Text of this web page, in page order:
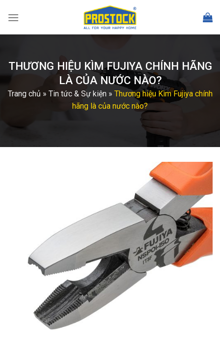
THƯƠNG HIỆU KÌM FUJIYA CHÍNH HÃNG
LÀ CỦA NƯỚC NÀO?
Trang chủ » Tin tức & Sự kiện » Thương hiệu Kìm Fujiya chính
hãng là của nước nào?